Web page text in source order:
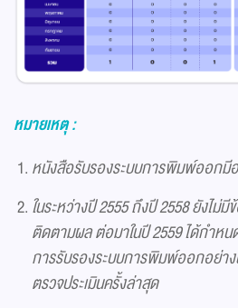
หมายเหตุ :
หนังสือรับรองระบบการพิมพ์ออกมี
ในระหว่างปี 2555 ถึงปี 2558 ยังไม่
ติดตามผล ต่อมาในปี 2559 ได้กำห
การรับรองระบบการพิมพ์ออกอย่า
ตรวจประเมินครั้งล่าสุด